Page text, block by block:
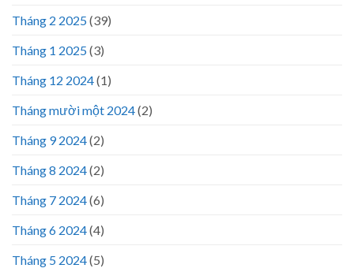
Tháng 2 2025(39)
Tháng 1 2025(3)
Tháng 12 2024(1)
Tháng mười một 2024(2)
Tháng 9 2024(2)
Tháng 8 2024(2)
Tháng 7 2024(6)
Tháng 6 2024(4)
Tháng 5 2024(5)